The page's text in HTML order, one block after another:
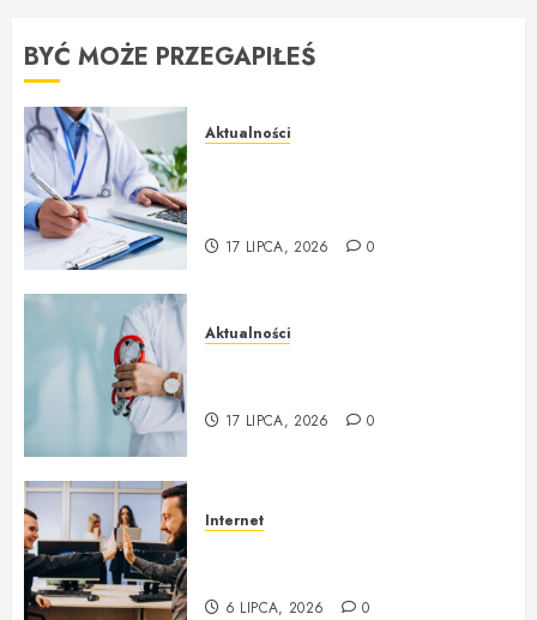
BYĆ MOŻE PRZEGAPIŁEŚ
Aktualności
17 LIPCA, 2026 0
Aktualności
17 LIPCA, 2026 0
Internet
6 LIPCA, 2026 0